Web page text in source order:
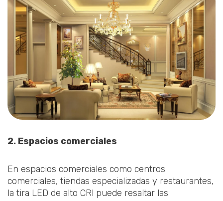
2. Espacios comerciales
En espacios comerciales como centros
comerciales, tiendas especializadas y restaurantes,
la tira LED de alto CRl puede resaltar las